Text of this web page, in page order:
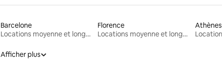
Barcelone
Locations moyenne et longue durée
Florence
Locations moyenne et longue durée
Athènes
Afficher plus